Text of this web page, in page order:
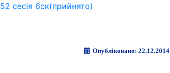
52 сесія 6ск(прийнято)
Опубліковано: 22.12.2014